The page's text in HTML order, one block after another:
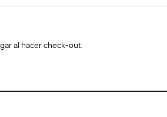
al hacer check-out.